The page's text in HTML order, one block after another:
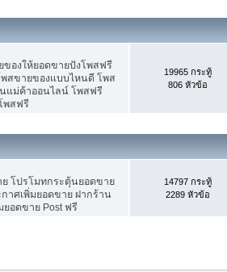
องให้ยอดขายปังโพสฟรี
สขายของแบบไหนดี โพส
แม่ค้าออนไลน์ โพสฟรี
พสฟรี
19965 กระทู้
806 หัวข้อ
โปรโมทกระตุ้นยอดขาย
าศเพิ่มยอดขาย ฝากร้าน
ยอดขาย Post ฟรี
14797 กระทู้
2289 หัวข้อ